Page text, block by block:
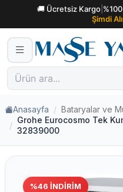
🚚 Ücretsiz Kargo|
Şimdi
Anasayfa Bataryalar ve
Grohe Eurocosmo Tek
32839000
%46 İNDIRIM